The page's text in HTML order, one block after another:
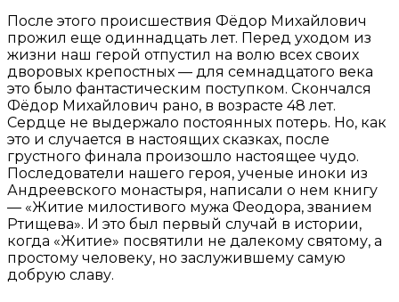
После этого происшествия Фёдор Михайлович
прожил еще одиннадцать лет. Перед уходом из
жизни наш герой отпустил на волю всех своих
дворовых крепостных — для семнадцатого века
это было фантастическим поступком. Скончался
Фёдор Михайлович рано, в возрасте 48 лет.
Сердце не выдержало постоянных потерь. Но, как
это и случается в настоящих сказках, после
грустного финала произошло настоящее чудо.
Последователи нашего героя, ученые иноки из
Андреевского монастыря, написали о нем книгу
— «Житие милостивого мужа Феодора, званием
Ртищева». И это был первый случай в истории,
когда «Житие» посвятили не далекому святому, а
простому человеку, но заслужившему самую
добрую славу.